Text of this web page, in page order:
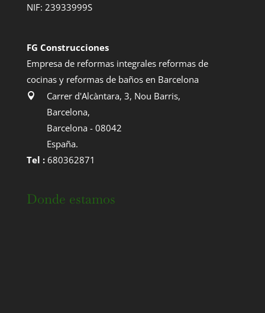
NIF: 23933999S
FG Construcciones
Empresa de reformas integrales reformas de
cocinas y reformas de baños en Barcelona
Carrer d'Alcàntara, 3, Nou Barris,
Barcelona,
Barcelona- 08042
España.
Tel : 680362871
Donde estamos